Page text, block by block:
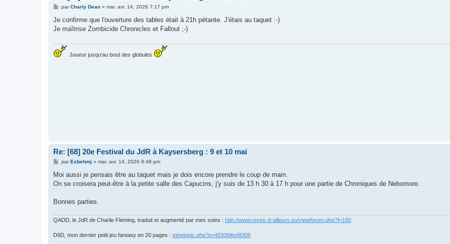
M
s
a
parCharly Dean» mar. avr. 14, 2026 7:17 pm
Je confirme que l'ouverture des tables était à 21h pétante. J'étais au taquet :-)
Je maîtrise Zombicide Chronicles et Fallout ;-)
Joueur jusqu'au bout des globules
Re: [68] 20e Festival du JdR à Kaysersberg : 9 et 10 mai
M
s
a
parEsbehmj » mar. avr. 14, 2026 8:48 pm
Moi aussi je pensais être au taquet mais je dois encore prendre le coup de main.
On se croisera peut-être à la petite salle des Capucins, j'y suis de 13 h 30 à 17 h pour une partie de Chroniques de Nebomore.
Bonnes parties.
QADD, le JdR de Charlie Fleming, traduit et augmenté par mes soins : http://www.reves-d-ailleurs.eu/viewforum.php?f=180
D6D, mon dernier petit jeu fantasy en 20 pages : viewtopic.php?p=48306#p48306